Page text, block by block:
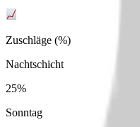
Zuschläge (%)
Nachtschicht
25%
Sonntag